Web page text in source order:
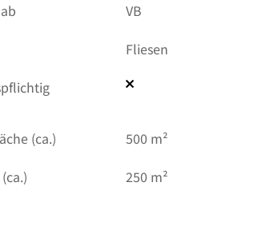
VB
Fliesen
(ca.)
500 m²
250 m²